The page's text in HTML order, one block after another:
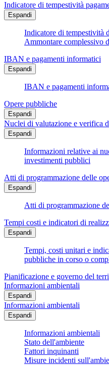
Indicatore di tempestività
Espandi
Indicatore di tempestività
Ammontare complessivo
IBAN e pagamenti informatici
Espandi
IBAN e pagamenti
Opere pubbliche
Espandi
Nuclei di valutazione e verifica
Espandi
Informazioni relative ai
investimenti pubblici
Atti di programmazione delle
Espandi
Atti di programmazione
Tempi costi e indicatori di
Espandi
Tempi, costi unitari e
pubbliche in corso o
Pianificazione e governo del
Informazioni ambientali
Espandi
Informazioni ambientali
Espandi
Informazioni ambientali
Stato dell'ambiente
Fattori inquinanti
Misure incidenti